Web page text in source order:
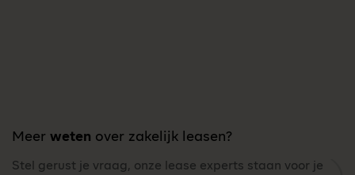
Meer weten over zakelijk leasen?
Stel gerust je vraag, onze lease experts staan voor je